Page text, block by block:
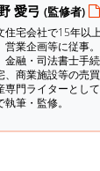
愛弓 (監修者)
住宅会社で15年以
営業企画等に従事
金融・司法書士手
、商業施設等の売
専門ライターとし
執筆・監修。